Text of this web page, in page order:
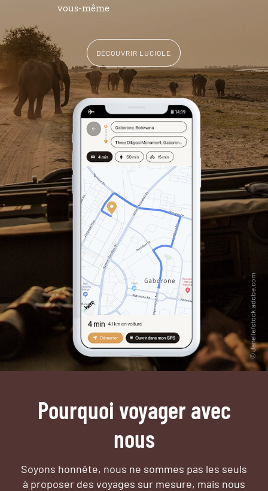
vous-même
DÉCOUVRIR LUCIOLE
Pourquoi voyager avec
nous
Soyons honnête, nous ne sommes pas les seuls
à proposer des voyages sur mesure, mais nous